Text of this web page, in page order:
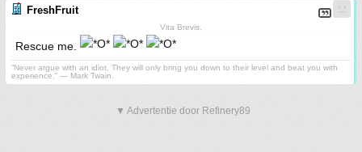
FreshFruit
Vita Brevis.
Rescue me.
“Never argue with an idiot. They will only bring you down to their level and beat you with
experience.” ― Mark Twain.
▼ Advertentie door Refinery89